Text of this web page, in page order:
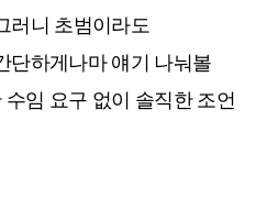
러니 초범이라도
단하게나마 얘기 나눠볼
임 요구 없이 솔직한 조언